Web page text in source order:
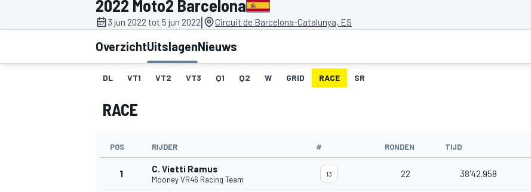
2022 Moto2 Barcelona
3 jun 2022 tot 5 jun 2022| Circuit de Barcelona-Catalunya, ES
OverzichtUitslagenNieuws
DL VT1 VT2 VT3 Q1 Q2 W GRID RACE SR
RACE
POS RIJDER # RONDEN TIJD
1 C. Vietti Ramus
Mooney VR46 Racing Team
13 22 38'42.958